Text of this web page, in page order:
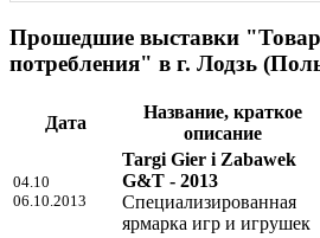
Прошедшие выставки
потребления" в г. Лодзь
Дата
Название, краткое
описание
04.10
06.10.2013
Targi Gier i Zabawek
G&T - 2013
Специализированная
ярмарка игр и игрушек